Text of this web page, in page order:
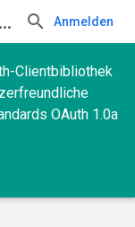
Anmelden
Clientbibliothek
OAuth 1.0a